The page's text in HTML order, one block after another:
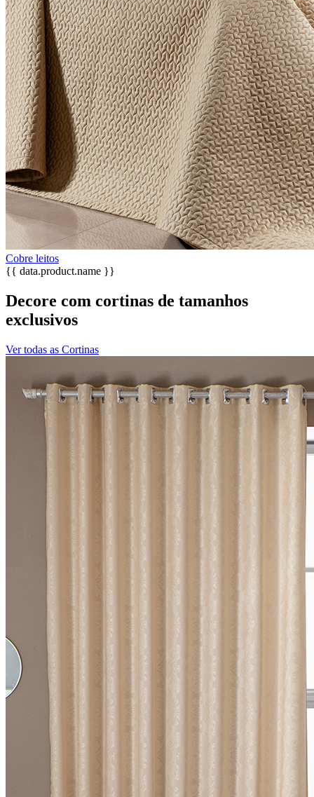
Cobre leitos
{{ data.product.name }}
Decore com cortinas de tamanhos
exclusivos
Ver todas as Cortinas